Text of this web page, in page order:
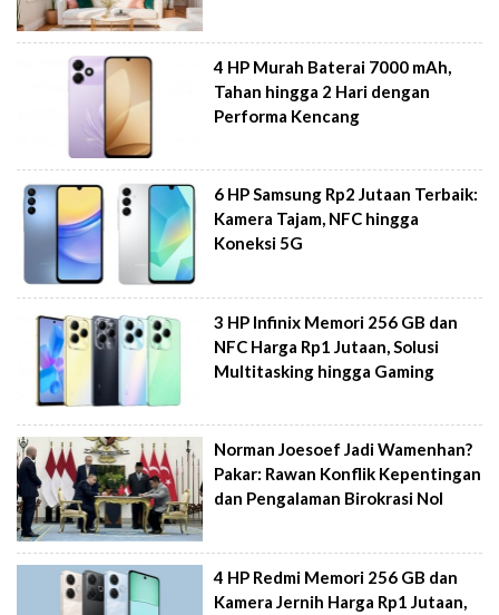
4 HP Murah Baterai 7000 mAh,
Tahan hingga 2 Hari dengan
Performa Kencang
6 HP Samsung Rp2 Jutaan Terbaik:
Kamera Tajam, NFC hingga
Koneksi 5G
3 HP Infinix Memori 256 GB dan
NFC Harga Rp1 Jutaan, Solusi
Multitasking hingga Gaming
Norman Joesoef Jadi Wamenhan?
Pakar: Rawan Konflik Kepentingan
dan Pengalaman Birokrasi Nol
4 HP Redmi Memori 256 GB dan
Kamera Jernih Harga Rp1 Jutaan,